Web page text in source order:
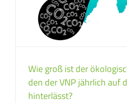
Wie groß ist der
den der VNP jährlich auf
hinterlässt?